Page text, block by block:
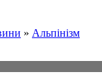
» Альпінізм